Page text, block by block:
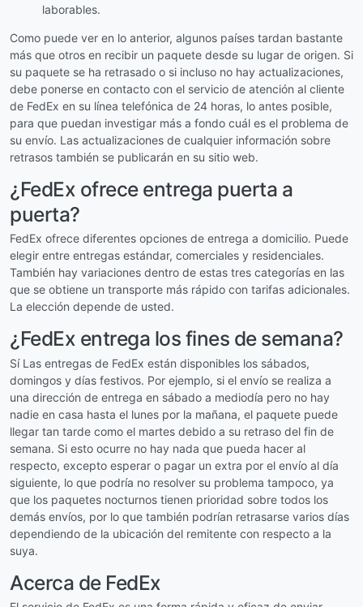
laborables.
Como puede ver en lo anterior, algunos países tardan bastante
más que otros en recibir un paquete desde su lugar de origen. Si
su paquete se ha retrasado o si incluso no hay actualizaciones,
debe ponerse en contacto con el servicio de atención al cliente
de FedEx en su línea telefónica de 24 horas, lo antes posible,
para que puedan investigar más a fondo cuál es el problema de
su envío. Las actualizaciones de cualquier información sobre
retrasos también se publicarán en su sitio web.
¿FedEx ofrece entrega puerta a
puerta?
FedEx ofrece diferentes opciones de entrega a domicilio. Puede
elegir entre entregas estándar, comerciales y residenciales.
También hay variaciones dentro de estas tres categorías en las
que se obtiene un transporte más rápido con tarifas adicionales.
La elección depende de usted.
¿FedEx entrega los fines de semana?
Sí Las entregas de FedEx están disponibles los sábados,
domingos y días festivos. Por ejemplo, si el envío se realiza a
una dirección de entrega en sábado a mediodía pero no hay
nadie en casa hasta el lunes por la mañana, el paquete puede
llegar tan tarde como el martes debido a su retraso del fin de
semana. Si esto ocurre no hay nada que pueda hacer al
respecto, excepto esperar o pagar un extra por el envío al día
siguiente, lo que podría no resolver su problema tampoco, ya
que los paquetes nocturnos tienen prioridad sobre todos los
demás envíos, por lo que también podrían retrasarse varios días
dependiendo de la ubicación del remitente con respecto a la
suya.
Acerca de FedEx